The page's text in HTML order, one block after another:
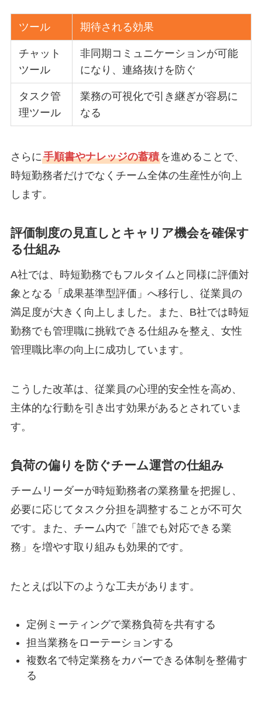
ツール 期待される効果
チャット
ツール
非同期コミュニケーションが可能
になり、連絡抜けを防ぐ
タスク管
理ツール
業務の可視化で引き継ぎが容易に
なる
さらに手順書やナレッジの蓄積を進めることで、
時短勤務者だけでなくチーム全体の生産性が向上
します。
評価制度の見直しとキャリア機会を確保す
る仕組み
A社では、時短勤務でもフルタイムと同様に評価対
象となる「成果基準型評価」へ移行し、従業員の
満足度が大きく向上しました。また、B社では時短
勤務でも管理職に挑戦できる仕組みを整え、女性
管理職比率の向上に成功しています。
こうした改革は、従業員の心理的安全性を高め、
主体的な行動を引き出す効果があるとされていま
す。
負荷の偏りを防ぐチーム運営の仕組み
チームリーダーが時短勤務者の業務量を把握し、
必要に応じてタスク分担を調整することが不可欠
です。また、チーム内で「誰でも対応できる業
務」を増やす取り組みも効果的です。
たとえば以下のような工夫があります。
定例ミーティングで業務負荷を共有する
担当業務をローテーションする
複数名で特定業務をカバーできる体制を整備す
る